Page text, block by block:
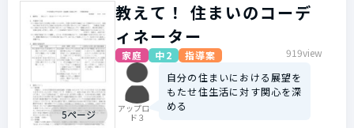
5ページ
教えて！ 住まいのコーデ
ィネーター
家庭 中2 指導案 919view
アップロー
ド３
自分の住まいにおける展望を
もたせ住生活に対す関心を深
める